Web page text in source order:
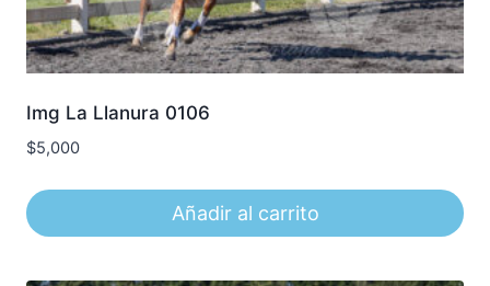
Img La Llanura 0106
$5,000
Añadir al carrito